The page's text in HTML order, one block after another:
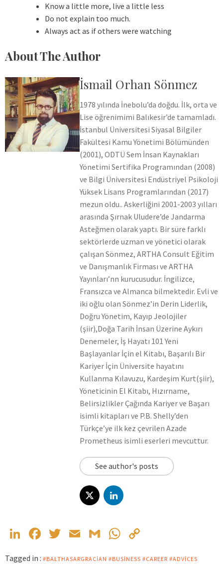
Know a little more, live a little less
Do not explain too much.
Always act as if others were watching
About The Author
İsmail Orhan Sönmez
1978 yılında İnebolu’da doğdu. İlk, orta ve
Lise öğrenimimi Balıkesir’de tamamladı.
İstanbul Üniversitesi Siyasal Bilgiler
Fakültesi Kamu Yönetimi Bölümünden
(2001), ODTÜ Sem İnsan Kaynakları
Yönetimi Sertifika Programından (2008)
ve Bilgi Üniversitesi Endüstriyel Psikoloji
Yüksek Lisans Programlarından (2017)
mezun oldu.. Askerliğini 2001-2003 yılları
arasında Şırnak Uludere’de Jandarma
Asteğmen olarak yaptı. Bir süre farklı
sektörlerde uzman ve yönetici olarak
çalışan Sönmez, ARTHA Consult Eğitim
ve Danışmanlık Firması ve ARTHA
Yayınları’nn kurucusudur. İngilizce,
Fransızca ve Almanca bilmektedir. Evli ve
iki oğlu olan Sönmez’in Derin Liderlik,
Doğru Yönetim, Kayıp Jeolojiler
(şiir),Doğa Tarih İnsan Üzerine Aykırı
Denemeler, İş Hayatı 101 Yeni
Başlayanlar İçin el Kitabı, Başarılı Bir
Kariyer İçin Üniversite hayatını
Kullanma Kılavuzu, Kardeşim Kurt(şiir),
Yöneticinin El Kitabı, Hızırname,
Belirsizlikler Çağında Kariyer ve Başarı
isimli kitapları ve P.B. Shelly’den
Türkçe’ye ilk kez çevrilen Azade
Prometheus isimli eserleri mevcuttur.
See author's posts
LinkedIn
Facebook
Twitter
EmailGmailWhatsApp
Tagged in : #BALTHASARGRACIAN #BUSINESS #CAREER #ADVICES